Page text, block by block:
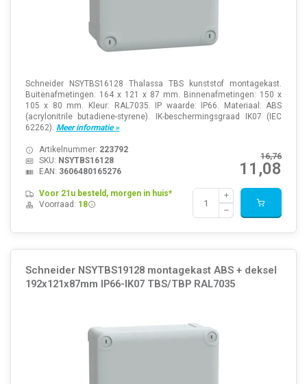
Schneider NSYTBS16128 Thalassa TBS kunststof montagekast.
Buitenafmetingen: 164 x 121 x 87 mm. Binnenafmetingen: 150 x
105 x 80 mm. Kleur: RAL7035. IP waarde: IP66. Materiaal: ABS
(acrylonitrile butadiene-styrene). IK-beschermingsgraad IK07 (IEC
62262). Meer informatie »
16,76
11,08
Artikelnummer: 223792
SKU: NSYTBS16128
EAN: 3606480165276
Voor 21u besteld, morgen in huis*
Voorraad: 18
Schneider NSYTBS19128 montagekast ABS + deksel
192x121x87mm IP66-IK07 TBS/TBP RAL7035